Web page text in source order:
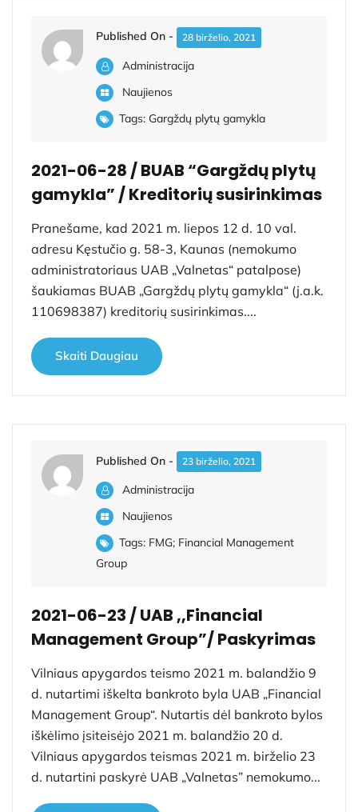
Published On - 28 birželio, 2021
Administracija
Naujienos
Tags: Gargždų plytų gamykla
2021-06-28 / BUAB “Gargždų plytų
gamykla” / Kreditorių susirinkimas
Pranešame, kad 2021 m. liepos 12 d. 10 val.
adresu Kęstučio g. 58-3, Kaunas (nemokumo
administratoriaus UAB „Valnetas“ patalpose)
šaukiamas BUAB „Gargždų plytų gamykla“ (j.a.k.
110698387) kreditorių susirinkimas....
Skaiti Daugiau
Published On - 23 birželio, 2021
Administracija
Naujienos
Tags: FMG; Financial Management
Group
2021-06-23 / UAB ,,Financial
Management Group”/ Paskyrimas
Vilniaus apygardos teismo 2021 m. balandžio 9
d. nutartimi iškelta bankroto byla UAB „Financial
Management Group“. Nutartis dėl bankroto bylos
iškėlimo įsiteisėjo 2021 m. balandžio 20 d.
Vilniaus apygardos teismas 2021 m. birželio 23
d. nutartini paskyrė UAB „Valnetas” nemokumo...